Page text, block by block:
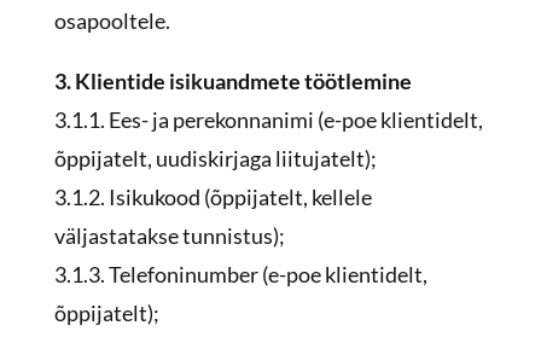
osapooltele.
3. Klientide isikuandmete töötlemine
3.1.1. Ees- ja perekonnanimi (e-poe klientidelt,
õppijatelt, uudiskirjaga liitujatelt);
3.1.2. Isikukood (õppijatelt, kellele
väljastatakse tunnistus);
3.1.3. Telefoninumber (e-poe klientidelt,
õppijatelt);